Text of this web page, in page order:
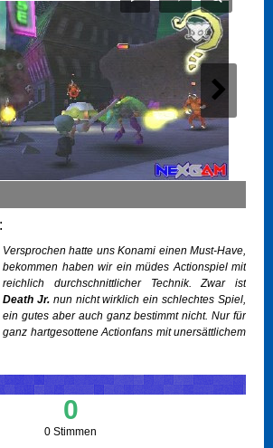
Versprochen hatte uns Konami einen Must-Have,
bekommen haben wir ein müdes Actionspiel mit
reichlich durchschnittlicher Technik. Zwar ist
Death Jr.nun nicht wirklich ein schlechtes Spiel,
ein gutes aber auch ganz bestimmt nicht. Nur für
ganz hartgesottene Actionfans mit unersättlichem
0
0 Stimmen